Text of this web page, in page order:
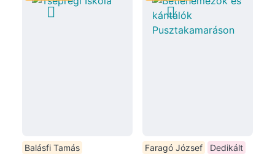
Balásfi Tamás Faragó József Dedikált